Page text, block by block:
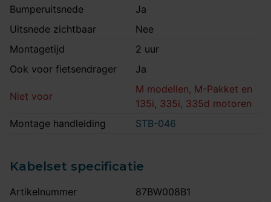
Bumperuitsnede
Ja
Uitsnede zichtbaar
Nee
Montagetijd
2 uur
Ook voor fietsendrager
Ja
Niet voor
M modellen, M-Pakket en
135i, 335i, 335d motoren
Montage handleiding
STB-046
Kabelset specificatie
Artikelnummer
87BW008B1